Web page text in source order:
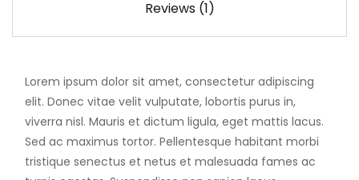
Reviews (1)
Lorem ipsum dolor sit amet, consectetur adipiscing
elit. Donec vitae velit vulputate, lobortis purus in,
viverra nisl. Mauris et dictum ligula, eget mattis lacus.
Sed ac maximus tortor. Pellentesque habitant morbi
tristique senectus et netus et malesuada fames ac